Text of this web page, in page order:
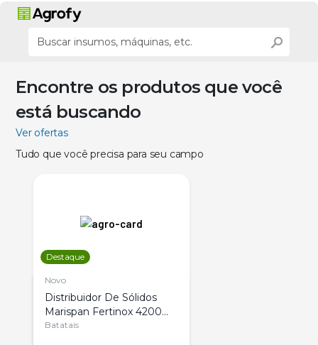
Encontre os produtos que você
está buscando
Ver ofertas
Tudo que você precisa para seu campo
Destaque
Novo
Distribuidor De Sólidos
Marispan Fertinox 4200
Citrus
Batatais